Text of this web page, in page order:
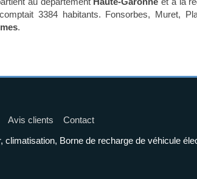
3384 habitants. Fonsorbes, Muret,
.
Avis clients
Contact
Borne de recharge de véhicule